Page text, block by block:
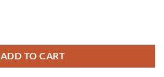
ADD TO CART